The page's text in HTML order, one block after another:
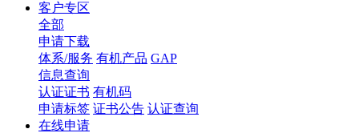
客户专区
全部
申请下载
体系/服务 有机产品 GAP
信息查询
认证证书 有机码
申请标签 证书公告 认证查询
在线申请